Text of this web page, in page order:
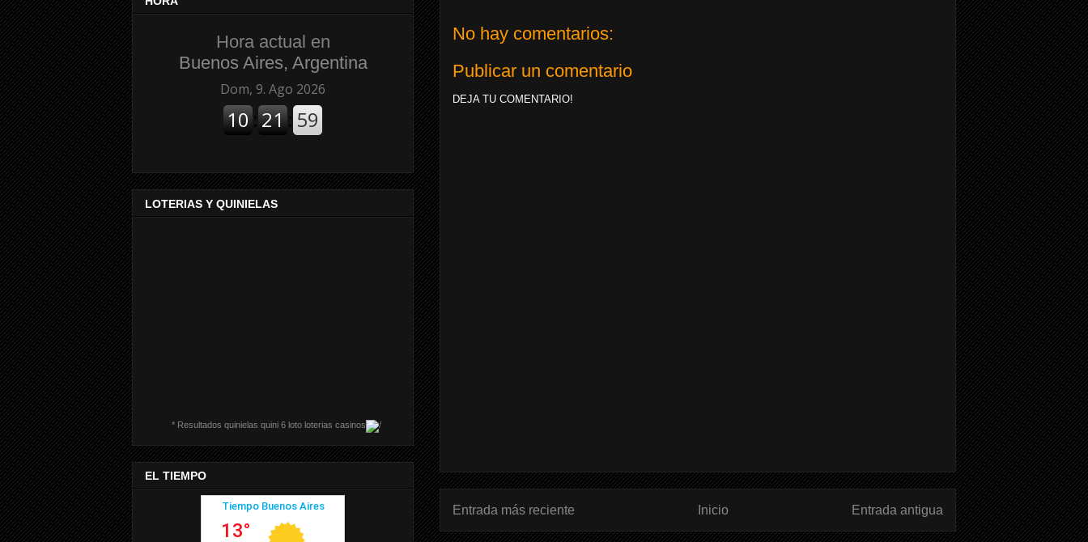
No hay comentarios:
Publicar un comentario
DEJA TU COMENTARIO!
Entrada más reciente Entrada antigua
Inicio
Hora actual en
Buenos Aires, Argentina
LOTERIAS Y QUINIELAS
* Resultados quinielas quini 6 loto loterias casinos
EL TIEMPO